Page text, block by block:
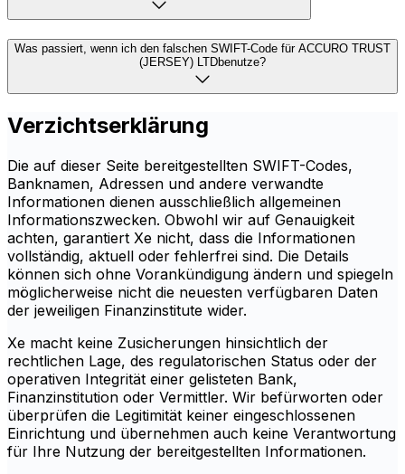
Was passiert, wenn ich den falschen SWIFT-Code für ACCURO TRUST
(JERSEY) LTDbenutze?
Verzichtserklärung
Die auf dieser Seite bereitgestellten SWIFT-Codes,
Banknamen, Adressen und andere verwandte
Informationen dienen ausschließlich allgemeinen
Informationszwecken. Obwohl wir auf Genauigkeit
achten, garantiert Xe nicht, dass die Informationen
vollständig, aktuell oder fehlerfrei sind. Die Details
können sich ohne Vorankündigung ändern und spiegeln
möglicherweise nicht die neuesten verfügbaren Daten
der jeweiligen Finanzinstitute wider.
Xe macht keine Zusicherungen hinsichtlich der
rechtlichen Lage, des regulatorischen Status oder der
operativen Integrität einer gelisteten Bank,
Finanzinstitution oder Vermittler. Wir befürworten oder
überprüfen die Legitimität keiner eingeschlossenen
Einrichtung und übernehmen auch keine Verantwortung
für Ihre Nutzung der bereitgestellten Informationen.